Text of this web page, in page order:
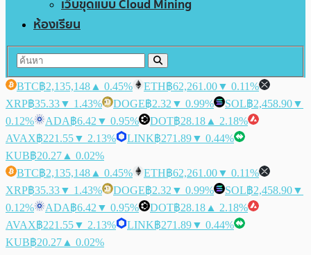
เว็บขุดแบบ Cloud Mining
ห้องเรียน
BTC฿2,135,148 ▲ 0.45% ETH฿62,261.00▼ 0.11%
XRP฿35.33▼ 1.43% DOGE฿2.32 ▼ 0.99% SOL฿2,458.90▼
0.12%
ADA฿6.42 ▼ 0.95% DOT฿28.18 ▲ 2.18%
AVAX฿221.55▼ 2.13% LINK฿271.89▼ 0.44%
KUB฿20.27 ▲ 0.02%
BTC฿2,135,148 ▲ 0.45% ETH฿62,261.00▼ 0.11%
XRP฿35.33▼ 1.43% DOGE฿2.32 ▼ 0.99% SOL฿2,458.90▼
0.12%
ADA฿6.42 ▼ 0.95% DOT฿28.18 ▲ 2.18%
AVAX฿221.55▼ 2.13% LINK฿271.89▼ 0.44%
KUB฿20.27 ▲ 0.02%